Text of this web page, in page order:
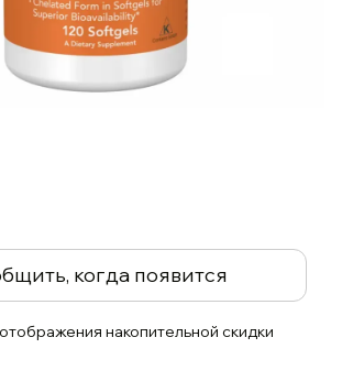
когда появится
накопительной скидки